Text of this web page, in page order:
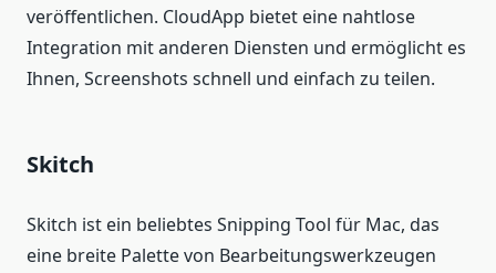
veröffentlichen. CloudApp bietet eine nahtlose
Integration mit anderen Diensten und ermöglicht es
Ihnen, Screenshots schnell und einfach zu teilen.
Skitch
Skitch ist ein beliebtes Snipping Tool für Mac, das
eine breite Palette von Bearbeitungswerkzeugen